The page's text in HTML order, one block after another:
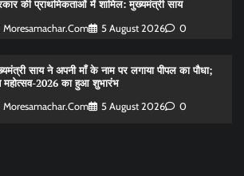
की प्राथमिकताओं में शामिल: मुख्यमंत्री साय
Moresamachar.com 5 August 2026 0
साय ने अपनी माँ के नाम पर लगाया पीपल का पौधा;
महोत्सव-2026 का हुआ शुभारंभ
Moresamachar.com 5 August 2026 0